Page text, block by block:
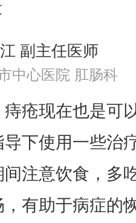
副主任医师
中心医院 肛肠科
痔疮现在也是可
下使用一些治
注意饮食，多
有助于病症的